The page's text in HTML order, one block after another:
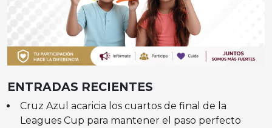
ENTRADAS RECIENTES
Cruz Azul acaricia los cuartos de final de la
Leagues Cup para mantener el paso perfecto